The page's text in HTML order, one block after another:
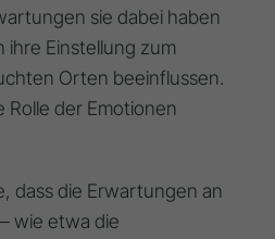
sie dabei haben
ihre Einstellung zum
Orten beeinflussen.
Rolle der Emotionen
dass die Erwartungen an
wie etwa die